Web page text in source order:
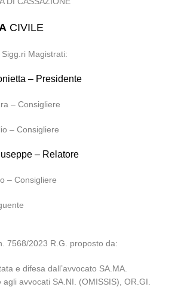
CIVILE
Magistrati:
– Presidente
– Consigliere
– Consigliere
– Relatore
– Consigliere
7568/2023 R.G. proposto da:
e difesa dall’avvocato SA.MA.
avvocati SA.NI. (OMISSIS), OR.GI.